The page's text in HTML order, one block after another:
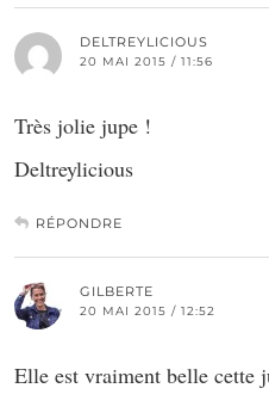
DELTREYLICIOUS
20 MAI 2015 / 11:56
Très jolie jupe !
Deltreylicious
RÉPONDRE
GILBERTE
20 MAI 2015 / 12:52
Elle est vraiment belle cette